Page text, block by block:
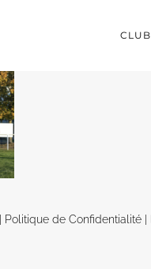
CLUB
Politique de Confidentialité